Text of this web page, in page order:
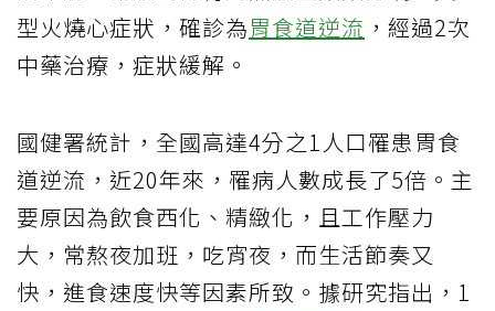
型火燒心症狀，確診為胃食道逆流 ，經過2次
中藥治療，症狀緩解。
國健署統計，全國高達4分之1人口罹患胃食
道逆流，近20年來，罹病人數成長了5倍。主
要原因為飲食西化、精緻化，且工作壓力
大，常熬夜加班，吃宵夜，而生活節奏又
快，進食速度快等因素所致。據研究指出，1